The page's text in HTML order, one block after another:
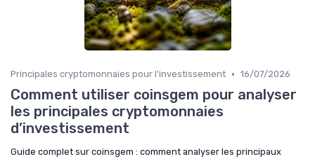
Principales cryptomonnaies pour l'investissement • 16/07/2026
Comment utiliser coinsgem pour analyser
les principales cryptomonnaies
d’investissement
Guide complet sur coinsgem : comment analyser les principaux